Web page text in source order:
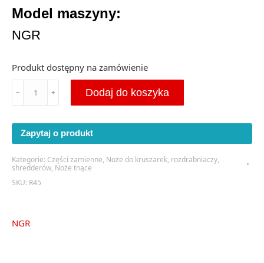
Model maszyny:
NGR
Produkt dostępny na zamówienie
NGR
34x34x25
-
﹣ ﹢ Dodaj do koszyka
Zapytaj o produkt
Kategorie: Części zamienne, Noże do kruszarek, rozdrabniaczy,
shredderów, Noże tnące
SKU: R45
NGR